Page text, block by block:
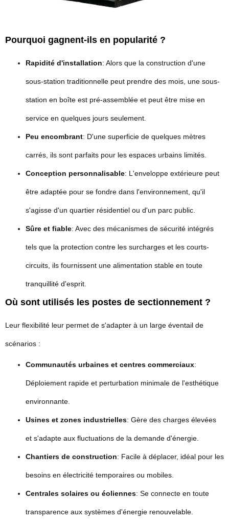
Pourquoi gagnent-ils en popularité ?
Rapidité d'installation: Alors que la construction d'une
sous-station traditionnelle peut prendre des mois, une sous-
station en boîte est pré-assemblée et peut être mise en
service en quelques jours seulement.
Peu encombrant: D'une superficie de quelques mètres
carrés, ils sont parfaits pour les espaces urbains limités.
Conception personnalisable: L'enveloppe extérieure peut
être adaptée pour se fondre dans l'environnement, qu'il
s'agisse d'un quartier résidentiel ou d'un parc public.
Sûre et fiable: Avec des mécanismes de sécurité intégrés
tels que la protection contre les surcharges et les courts-
circuits, ils fournissent une alimentation stable en toute
tranquillité d'esprit.
Où sont utilisés les postes de sectionnement ?
Leur flexibilité leur permet de s'adapter à un large éventail de
scénarios :
Communautés urbaines et centres commerciaux:
Déploiement rapide et perturbation minimale de l'esthétique
environnante.
Usines et zones industrielles: Gère des charges élevées
et s'adapte aux fluctuations de la demande d'énergie.
Chantiers de construction: Facile à déplacer, idéal pour les
besoins en électricité temporaires ou mobiles.
Centrales solaires ou éoliennes: Se connecte en toute
transparence aux systèmes d'énergie renouvelable.